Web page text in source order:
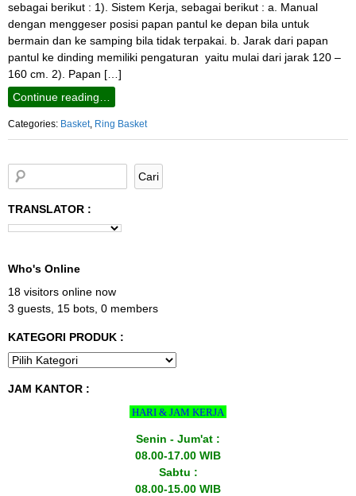
sebagai berikut : 1). Sistem Kerja, sebagai berikut : a. Manual
dengan menggeser posisi papan pantul ke depan bila untuk
bermain dan ke samping bila tidak terpakai. b. Jarak dari papan
pantul ke dinding memiliki pengaturan yaitu mulai dari jarak 120 –
160 cm. 2). Papan […]
Continue reading…
Categories: Basket, Ring Basket
TRANSLATOR :
Who's Online
18 visitors online now
3 guests, 15 bots, 0 members
KATEGORI PRODUK :
JAM KANTOR :
HARI & JAM KERJA
Senin - Jum'at :
08.00-17.00 WIB
Sabtu :
08.00-15.00 WIB